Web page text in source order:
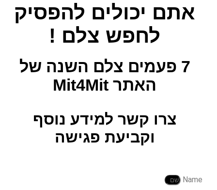
אתם יכולים להפסיק
לחפש צלם !
7 פעמים צלם השנה
של
האתר Mit4Mit
צרו קשר למידע נוסף
וקביעת פגישה
Name